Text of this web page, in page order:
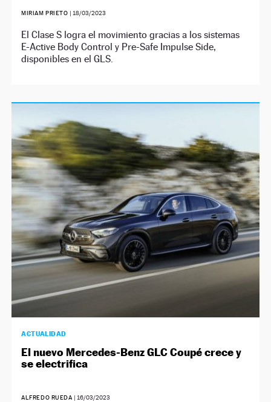
MIRIAM PRIETO | 18/03/2023
El Clase S logra el movimiento gracias a los sistemas
E-Active Body Control y Pre-Safe Impulse Side,
disponibles en el GLS.
ACTUALIDAD
El nuevo Mercedes-Benz GLC Coupé crece y
se electrifica
ALFREDO RUEDA | 16/03/2023